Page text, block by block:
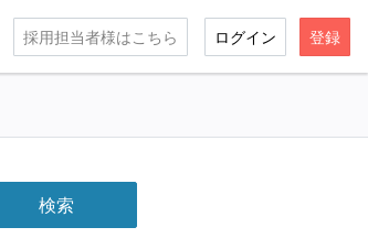
採用担当者様はこちら ログイン 登録